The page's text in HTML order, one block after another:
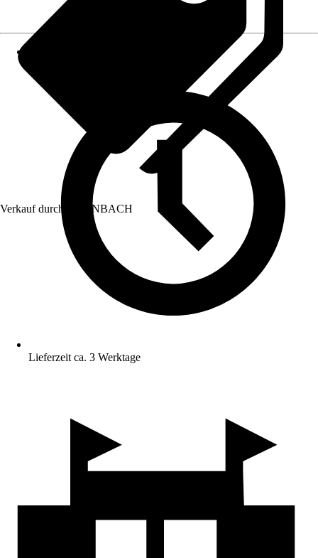
Verkauf durch: HORNBACH
Lieferzeit ca. 3 Werktage